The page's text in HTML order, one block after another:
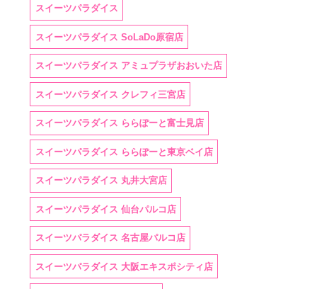
スイーツパラダイス
スイーツパラダイス SoLaDo原宿店
スイーツパラダイス アミュプラザおおいた店
スイーツパラダイス クレフィ三宮店
スイーツパラダイス ららぽーと富士見店
スイーツパラダイス ららぽーと東京ベイ店
スイーツパラダイス 丸井大宮店
スイーツパラダイス 仙台パルコ店
スイーツパラダイス 名古屋パルコ店
スイーツパラダイス 大阪エキスポシティ店